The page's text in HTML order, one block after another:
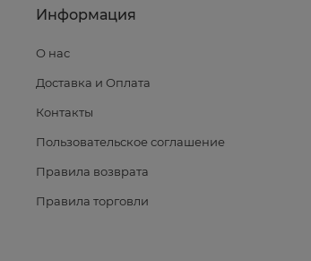
Информация
О нас
Доставка и Оплата
Контакты
Пользовательское соглашение
Правила возврата
Правила торговли